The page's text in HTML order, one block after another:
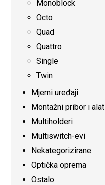
Monoblock
Octo
Quad
Quattro
Single
Twin
Mjerni uređaji
Montažni pribor i alat
Multiholderi
Multiswitch-evi
Nekategorizirane
Optička oprema
Ostalo